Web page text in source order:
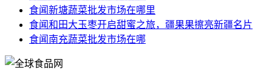
食闻新塘蔬菜批发市场在哪里
食闻和田大玉枣开启甜蜜之旅，疆果果擦亮新疆名片
食闻 南充蔬菜批发市场在哪